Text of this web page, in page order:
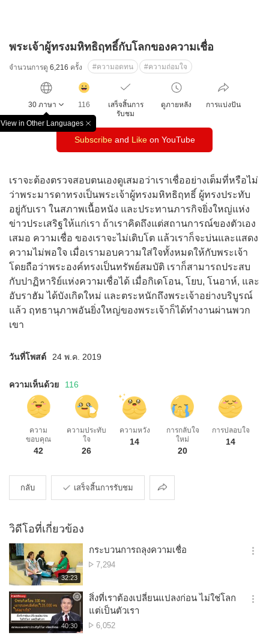
พระเจ้าผู้ทรงมหิทธิฤทธิ์กับโลกของความเชื่อ
จำนวนการดู 6,216 ครั้ง #ความอดทน #ความถ่อมใจ
30 ภาษา
View in Other Languages
창
닫
기
릭
수
116
เสร็จสิ้นการ
รับชม
ดูภายหลัง การแบ่งปัน
Subscribeand Likeon YouTube
เราจะต้องตรวจสอบตนเองดูเสมอว่าเราเชื่ออย่างเต็มที่หรือไม่
ว่าพระมารดาทรงเป็นพระเจ้าผู้ทรงมหิทธิฤทธิ์ ผู้ทรงประทับ
อยู่กับเรา ในสภาพเนื้อหนัง และประทานภารกิจยิ่งใหญ่แห่ง
ข่าวประเสริฐให้แก่เรา ถ้าเราคิดถึงแต่สถานการณ์ของตัวเอง
เสมอ ความเชื่อ ของเราจะไม่เติบโต แล้วเราก็จะบ่นและแสดง
ความไม่พอใจ เมื่อเรามอบความใส่ใจทั้งหมดให้กับพระเจ้า
โดยถือว่าพระองค์ทรงเป็นทรัพย์สมบัติ เราก็สามารถประสบ
กับปาฏิหาริย์แห่งความเชื่อได้ เมื่อกิเดโอน, โยบ, โนอาห์, และ
อับราฮัม ได้บังเกิดใหม่ และตระหนักถึงพระเจ้าอย่างบริบูรณ์
แล้ว ฤทธานุภาพอันยิ่งใหญ่ของพระเจ้าก็ได้ทำงานผ่านพวก
เขา
วันที่โพสต์ 24 พ.ค. 2019
ความเห็นด้วย 116
ความ
ขอบคุณ
42
ความประทับ
ใจ
26
ความหวัง
14
การกลับใจ
ใหม่
20
การปลอบใจ
14
กลับ เสร็จสิ้นการรับชม
การ
แบ่ง
วิดีโอที่เกี่ยวข้อง
재
생
시
간
32:23
กระบวนการถลุงความเชื่อ
จำนวน
7,294
옵
기
재
생
40:30
สิ่งที่เราต้องเปลี่ยนแปลงก่อน ไม่ใช่โลก
แต่เป็นตัวเรา
จำนวน
6,052
옵